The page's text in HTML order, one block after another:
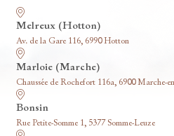
Melreux (Hotton)
Av. de la Gare 116, 6990 Hotton
Marloie (Marche)
Chaussée de Rochefort 116a, 6900 Marche-
Bonsin
Rue Petite-Somme 1, 5377 Somme-Leuze